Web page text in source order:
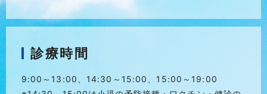
診療時間
9:00～13:00、14:30～15:00、15:00～19:00